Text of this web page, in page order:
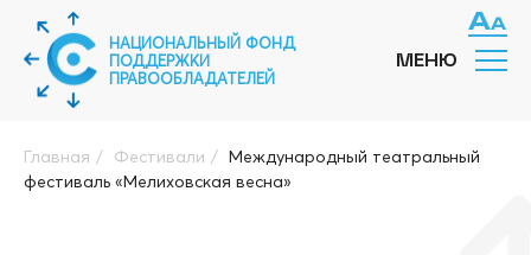
НАЦИОНАЛЬНЫЙ ФОНД
ПОДДЕРЖКИ
ПРАВООБЛАДАТЕЛЕЙ
МЕНЮ
Главная / Фестивали / Международный театральный
фестиваль «Мелиховская весна»